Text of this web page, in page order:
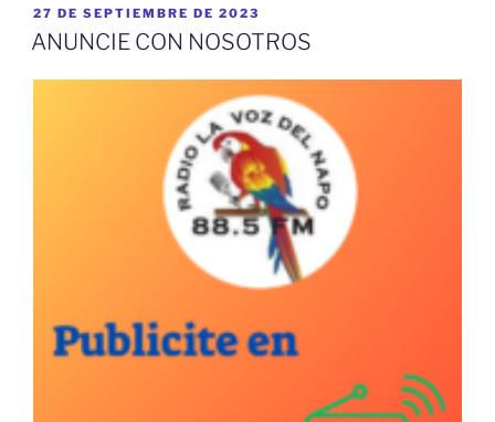
PUBLICADO
EL
27 DE SEPTIEMBRE DE 2023
ANUNCIE CON NOSOTROS